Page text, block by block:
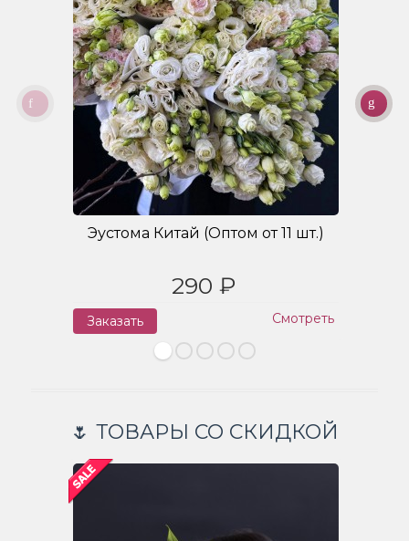
Эустома Китай (Оптом от 11 шт.)
290 ₽
Заказать Смотреть
🌷 ТОВАРЫ СО СКИДКОЙ